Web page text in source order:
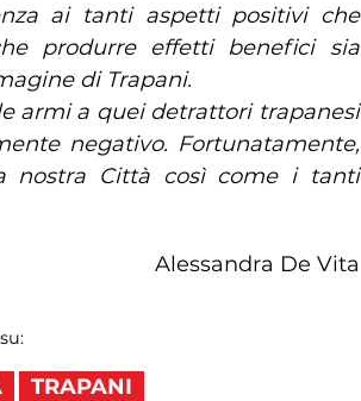
ai tanti aspetti positivi che
produrre effetti benefici sia
di Trapani.
armi a quei detrattori trapanesi
negativo. Fortunatamente,
nostra Città così come i tanti
Alessandra De Vita
TRAPANI